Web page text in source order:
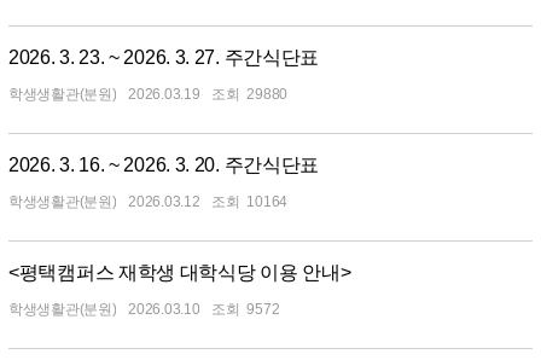
2026. 3. 23. ~ 2026. 3. 27. 주간식단표
학생생활관(분원) 2026.03.19 29880
2026. 3. 16. ~ 2026. 3. 20. 주간식단표
학생생활관(분원) 2026.03.12 10164
<평택캠퍼스 재학생 대학식당 이용 안내>
학생생활관(분원) 2026.03.10 9572